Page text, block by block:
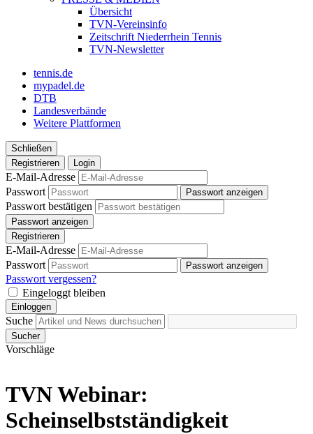
Übersicht
TVN-Vereinsinfo
Zeitschrift Niederrhein Tennis
TVN-Newsletter
tennis.de
mypadel.de
DTB
Landesverbände
Weitere Plattformen
Schließen
Registrieren
Login
E-Mail-Adresse
Passwort
Passwort anzeigen
Passwort bestätigen
Passwort anzeigen
Registrieren
E-Mail-Adresse
Passwort
Passwort anzeigen
Passwort vergessen?
Eingeloggt bleiben
Einloggen
Suche
Sucher
Vorschläge
TVN Webinar:
Scheinselbstständigkeit